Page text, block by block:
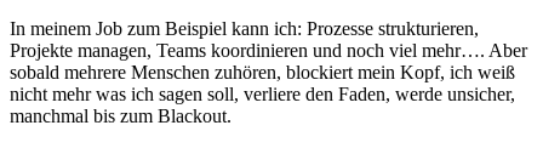
In meinem Job zum Beispiel kann ich: Prozesse strukturieren,
Projekte managen, Teams koordinieren und noch viel mehr…. Aber
sobald mehrere Menschen zuhören, blockiert mein Kopf, ich weiß
nicht mehr was ich sagen soll, verliere den Faden, werde unsicher,
manchmal bis zum Blackout.